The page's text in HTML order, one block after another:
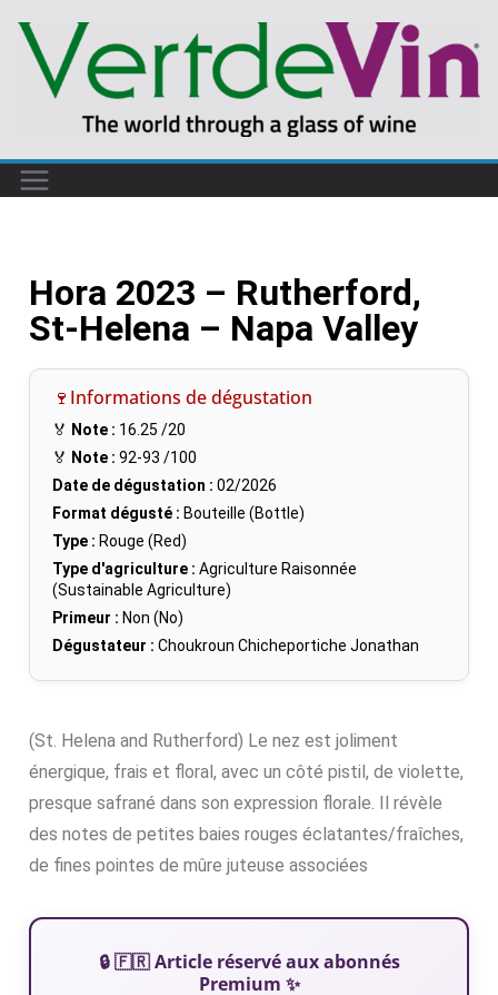
Hora 2023 – Rutherford,
St-Helena – Napa Valley
🍷Informations de dégustation
🏅 Note : 16.25 /20
🏅 Note : 92-93 /100
Date de dégustation : 02/2026
Format dégusté : Bouteille (Bottle)
Type : Rouge (Red)
Type d'agriculture : Agriculture Raisonnée
(Sustainable Agriculture)
Primeur : Non (No)
Dégustateur : Choukroun Chicheportiche Jonathan
(St. Helena and Rutherford) Le nez est joliment
énergique, frais et floral, avec un côté pistil, de violette,
presque safrané dans son expression florale. Il révèle
des notes de petites baies rouges éclatantes/fraîches,
de fines pointes de mûre juteuse associées
🔒 🇫🇷 Article réservé aux abonnés
Premium ✨